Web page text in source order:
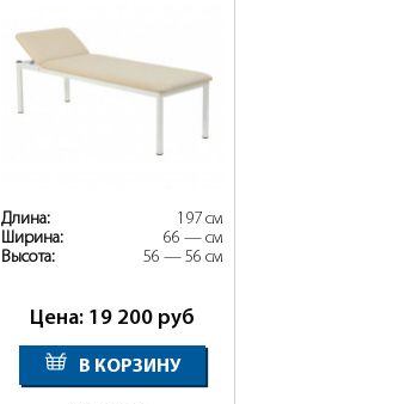
Длина:
197 см
Ширина:
66 — см
Высота:
56 — 56 см
Цена: 19 200 руб
В КОРЗИНУ